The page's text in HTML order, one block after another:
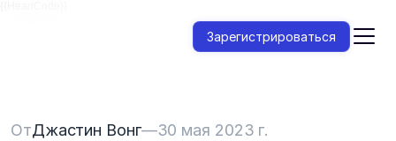
Зарегистрироваться
ОтДжастин Вонг—30 мая 2023 г.